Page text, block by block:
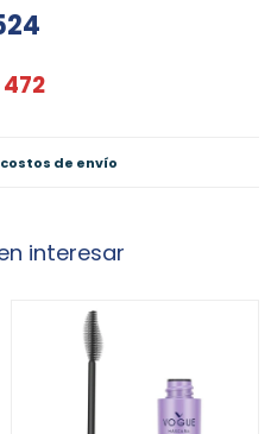
472
de envío
interesar